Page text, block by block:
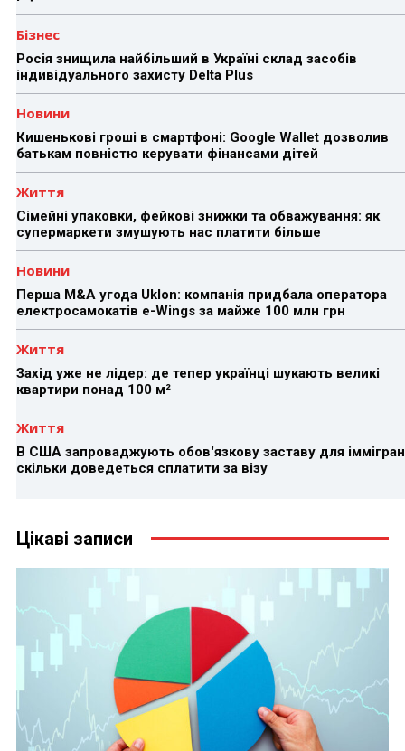
Бізнес
Росія знищила найбільший в Україні склад засобів
індивідуального захисту Delta Plus
Новини
Кишенькові гроші в смартфоні: Google Wallet дозволив
батькам повністю керувати фінансами дітей
Життя
Сімейні упаковки, фейкові знижки та обважування: як
супермаркети змушують нас платити більше
Новини
Перша M&A угода Uklon: компанія придбала оператора
електросамокатів e-Wings за майже 100 млн грн
Життя
Захід уже не лідер: де тепер українці шукають великі
квартири понад 100 м²
Життя
В США запроваджують обов'язкову заставу для
скільки доведеться сплатити за візу
Цікаві записи